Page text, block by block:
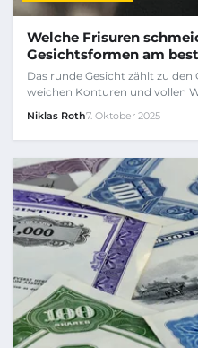
Welche Frisuren
Gesichtsformen am
Das runde Gesicht zählt zu
weichen Konturen und vollen
Niklas Roth7. Oktober 2025